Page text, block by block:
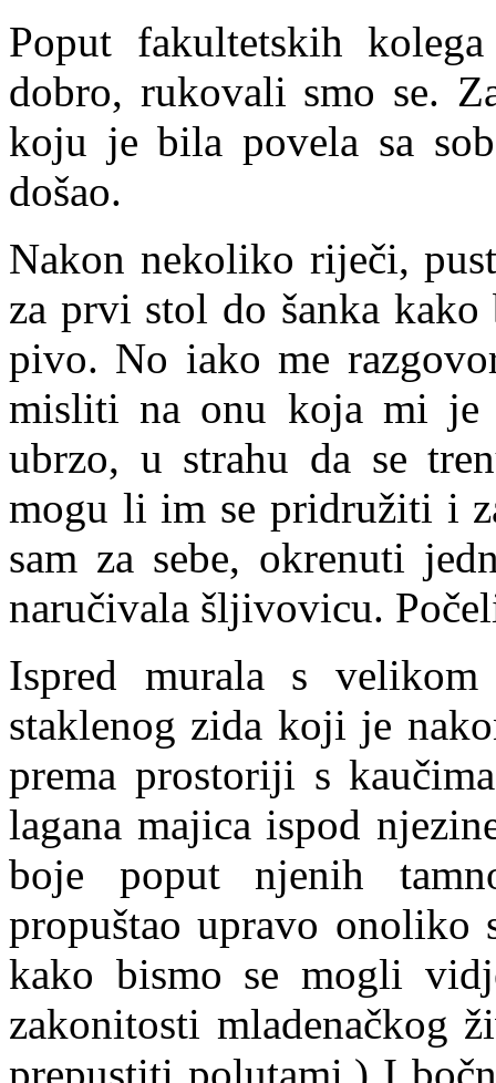
Poput fakultetskih
dobro, rukovali smo se.
koju je bila povela sa
došao.
Nakon nekoliko riječi,
za prvi stol do šanka
pivo. No iako me
misliti na onu koja mi je
ubrzo, u strahu da se
mogu li im se pridružiti i
sam za sebe, okrenuti
naručivala šljivovicu.
Ispred murala s
staklenog zida koji je
prema prostoriji s
lagana majica ispod
boje poput njenih
propuštao upravo
kako bismo se mogli
zakonitosti mladenačkog